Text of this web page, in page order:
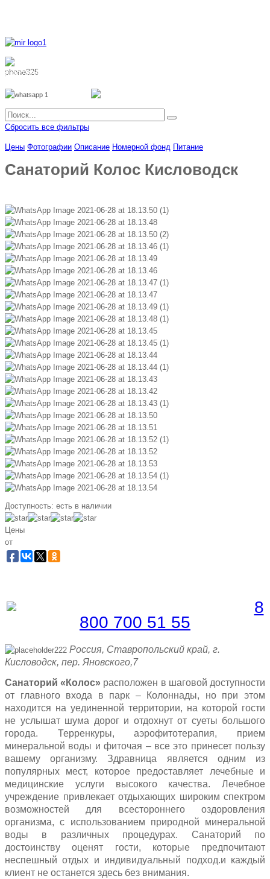
8 962 888 51 55
Сбросить все фильтры
Цены Фотографии Описание Номерной фонд Питание
Санаторий Колос Кисловодск
Доступность: есть в наличии
Цены
от
8
800 700 51 55
Россия, Ставропольский край, г.
Кисловодск, пер. Яновского,7
Санаторий «Колос» расположен в шаговой доступности
от главного входа в парк – Колоннады, но при этом
находится на уединенной территории, на которой гости
не услышат шума дорог и отдохнут от суеты большого
города. Терренкуры, аэрофитотерапия, прием
минеральной воды и фиточая – все это принесет пользу
вашему организму. Здравница является одним из
популярных мест, которое предоставляет лечебные и
медицинские услуги высокого качества. Лечебное
учреждение привлекает отдыхающих широким спектром
возможностей для всестороннего оздоровления
организма, с использованием природной минеральной
воды в различных процедурах. Санаторий по
достоинству оценят гости, которые предпочитают
неспешный отдых и индивидуальный подход.и каждый
клиент не останется здесь без внимания.